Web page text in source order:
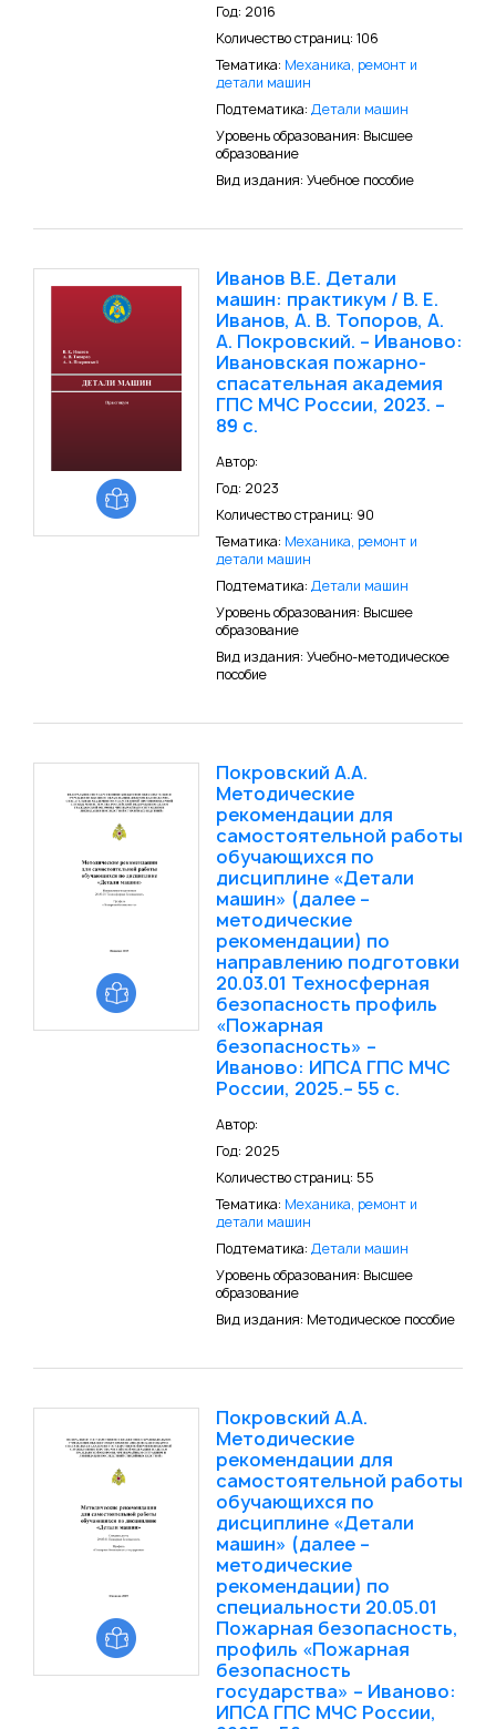
Год: 2016
Количество страниц: 106
Тематика: Механика, ремонт и
детали машин
Подтематика: Детали машин
Уровень образования: Высшее
образование
Вид издания: Учебное пособие
Иванов В.Е. Детали
машин: практикум / В. Е.
Иванов, А. В. Топоров, А.
А. Покровский. – Иваново:
Ивановская пожарно-
спасательная академия
ГПС МЧС России, 2023. –
89 с.
Автор:
Год: 2023
Количество страниц: 90
Тематика: Механика, ремонт и
детали машин
Подтематика: Детали машин
Уровень образования: Высшее
образование
Вид издания: Учебно-методическое
пособие
Покровский А.А.
Методические
рекомендации для
самостоятельной работы
обучающихся по
дисциплине «Детали
машин» (далее –
методические
рекомендации) по
направлению подготовки
20.03.01 Техносферная
безопасность профиль
«Пожарная
безопасность» –
Иваново: ИПСА ГПС МЧС
России, 2025.– 55 с.
Автор:
Год: 2025
Количество страниц: 55
Тематика: Механика, ремонт и
детали машин
Подтематика: Детали машин
Уровень образования: Высшее
образование
Вид издания: Методическое пособие
Покровский А.А.
Методические
рекомендации для
самостоятельной работы
обучающихся по
дисциплине «Детали
машин» (далее –
методические
рекомендации) по
специальности 20.05.01
Пожарная безопасность,
профиль «Пожарная
безопасность
государства» – Иваново:
ИПСА ГПС МЧС России,